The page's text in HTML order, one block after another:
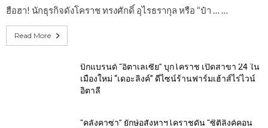
ฮือฮา! นักธุรกิจดังโคราช ทรงศักดิ์ อุไรธรากุล หรือ “ป๋า … …
Read More
บิ๊กแบรนด์ “อิตาเลเซีย” บุกโคราช เปิดสาขา 24 ใน
เมืองใหม่ “เดอะลิงค์” ดีไซน์ร้านฟาร์มเฮ้าส์ไร่ไวน์
อิตาลี
“คลังคาซ่า” ยักษ์อสังหาฯโคราชดัน “ซิตี้ลิ้งค์คอน